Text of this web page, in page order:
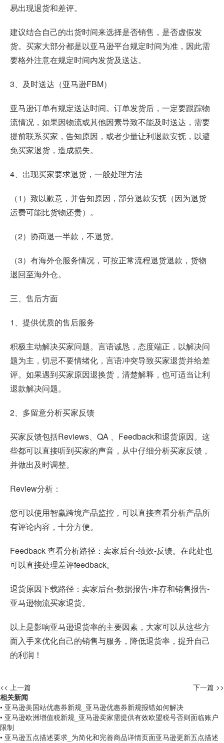
易出现退货和差评。
建议结合自己的出货时间来选择是否销售，是否虚假发
货。买家大部分都是以亚马逊平台规定时间为准，因此需
要格外注意在规定时间内发货及送达。
3、及时送达（亚马逊FBM）
亚马逊订单有规定送达时间。订单发货后，一定要跟踪物
流情况，如果因物流或其他因素导致不能及时送达，需要
提前联系买家，告知原因，或者少量让利退款安抚，以避
免买家退货，造成损失。
4、出现买家要求退货，一般处理方法
（1）致以歉意，并告知原因，部分退款安抚（因为退货
运费可能比货物还贵）。
（2）协商退一半款，不退货。
（3）有海外仓服务情况，可按正常流程退货退款，货物
退回至海外仓。
三、售后方面
1、提供优质的售后服务
积极主动解决买家问题。言语诚恳，态度端正，以解决问
题为主，切忌不要情绪化，言语冲突导致买家退货并给差
评。如果遇到买家原因退换货，清楚解释，也可适当让利
退款解决问题。
2、多留意分析买家反馈
买家反馈包括Reviews、QA 、Feedback和退货原因。这
些都可以直接听到买家的声音，从中仔细分析买家反馈，
并做出及时调整。
Review分析：
您可以使用智赢跨境产品监控，可以直接查看分析产品所
有评论内容，十分方便。
Feedback 查看分析路径：卖家后台-绩效-反馈。在此处也
可以直接处理差评feedback。
退货原因下载路径：卖家后台-数据报告-库存和销售报告-
亚马逊物流买家退货。
以上是影响亚马逊退货率的主要因素，大家可以从这些方
面入手来优化自己的销售与服务，降低退货率，提升自己
的利润！
<< 上一篇
下一篇 >>
相关新闻
• 亚马逊美国站优惠券新规_亚马逊优惠券新规报错如何解决
• 亚马逊欧洲增值税新规_亚马逊卖家需提供有效欧盟税号否则面临账户
限制
• 亚马逊五点描述要求_为简化和完善商品详情页面亚马逊更新五点描述